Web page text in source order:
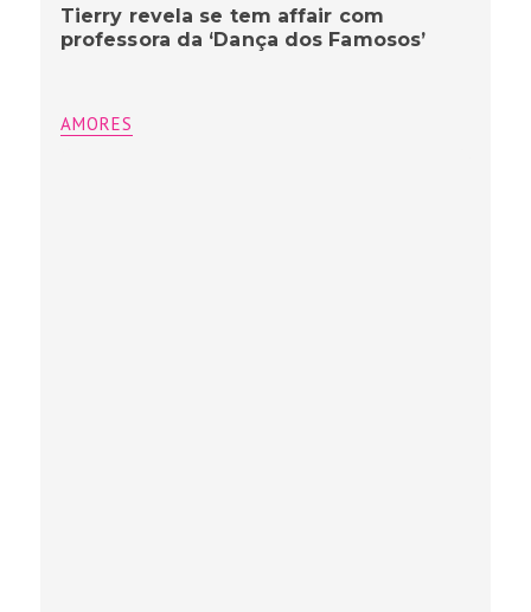
Tierry revela se tem affair com
professora da ‘Dança dos Famosos’
AMORES